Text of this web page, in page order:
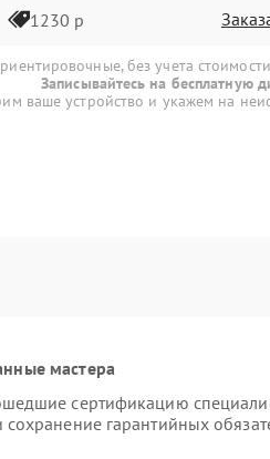
1230 р
без учета стоимости
Записывайтесь на бесплатную
ваше устройство и укажем на
мастера
сертификацию
гарантийных